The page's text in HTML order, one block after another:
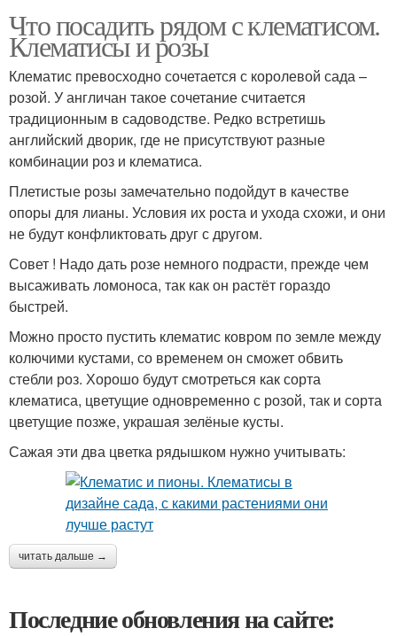
Что посадить рядом с клематисом.
Клематисы и розы
Клематис превосходно сочетается с королевой сада –
розой. У англичан такое сочетание считается
традиционным в садоводстве. Редко встретишь
английский дворик, где не присутствуют разные
комбинации роз и клематиса.
Плетистые розы замечательно подойдут в качестве
опоры для лианы. Условия их роста и ухода схожи, и они
не будут конфликтовать друг с другом.
Совет ! Надо дать розе немного подрасти, прежде чем
высаживать ломоноса, так как он растёт гораздо
быстрей.
Можно просто пустить клематис ковром по земле между
колючими кустами, со временем он сможет обвить
стебли роз. Хорошо будут смотреться как сорта
клематиса, цветущие одновременно с розой, так и сорта
цветущие позже, украшая зелёные кусты.
Сажая эти два цветка рядышком нужно учитывать:
читать дальше →
Последние обновления на сайте: